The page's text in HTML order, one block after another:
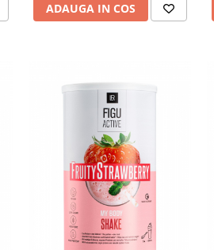
ADAUGA IN COS